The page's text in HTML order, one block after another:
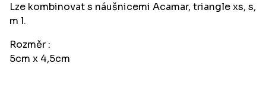
Lze kombinovat s náušnicemi Acamar, triangle xs, s,
m l.
Rozměr :
5cm x 4,5cm